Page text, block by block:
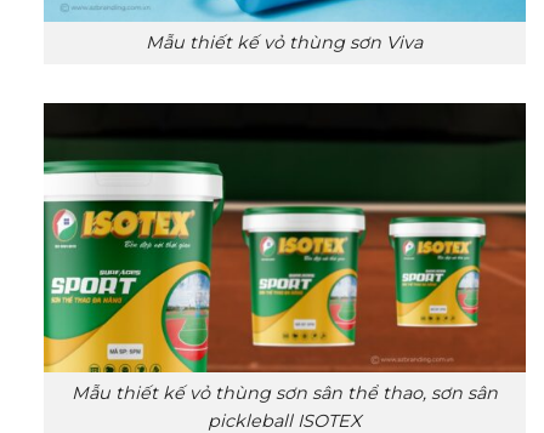
Mẫu thiết kế vỏ thùng sơn Viva
Mẫu thiết kế vỏ thùng sơn sân thể thao, sơn sân
pickleball ISOTEX